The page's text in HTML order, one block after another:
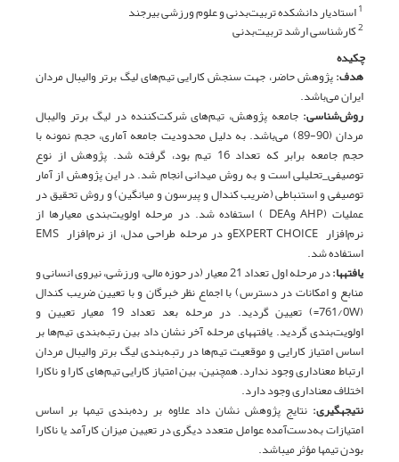
1استادیار دانشکده تربیت‌بدنی و علوم ورزشی بیرجند
2کارشناسی ارشد تربیت‌بدنی
چکیده
هدف:پژوهش حاضر، جهت سنجش کارایی تیم‌های لیگ برتر والیبال مردان
ایران می‌باشد.
روش‌شناسی: جامعه پژوهش، تیم‌های شرکت‌کننده در لیگ برتر والیبال
مردان (90-89) می‌باشد. به دلیل محدودیت جامعه آماری، حجم نمونه با
حجم جامعه برابر که تعداد 16 تیم بود، گرفته شد. پژوهش از نوع
توصیفی_تحلیلی است و به روش میدانی انجام شد. در این پژوهش از آمار
توصیفی و استنباطی (ضریب کندال و پیرسون و میانگین) و روش تحقیق در
عملیات (AHP وDEA ) استفاده شد. در مرحله اولویت‌بندی معیارها از
نرم‌افزار EXPERT CHOICEو در مرحله طراحی مدل، از نرم‌افزار EMS
استفاده شد.
یافته­ها:
در مرحله اول تعداد 21 معیار (در حوزه مالی، ورزشی، نیروی انسانی و
منابع و امکانات در دسترس) با اجماع نظر خبرگان و با تعیین ضریب کندال
(761/0W=) تعیین گردید. در مرحله بعد تعداد 19 معیار تعیین و
اولویت‌بندی گردید. یافته­های مرحله آخر نشان داد بین رتبه‌بندی تیم‌ها بر
اساس امتیاز کارایی و موقعیت تیم‌ها در رتبه‌بندی لیگ برتر والیبال مردان
ارتباط معناداری وجود ندارد. هم­چنین، بین امتیاز کارایی تیم‌های کارا و ناکارا
اختلاف معناداری وجود دارد.
نتیجه­گیری: نتایج پژوهش نشان داد علاوه بر رده‌بندی تیم­ها بر اساس
امتیازات به‌دست‌آمده عوامل متعدد دیگری در تعیین میزان کارآمد یا ناکارا
بودن تیم­ها مؤثر می­باشد.